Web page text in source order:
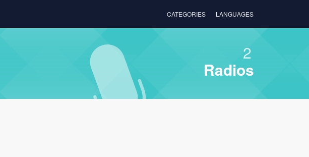
CATEGORIES LANGUAGES
2
Radios